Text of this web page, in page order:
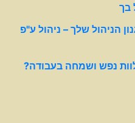
בך
הניהול שלך – ניהול ע"פ
נפש ושמחה בעבודה?